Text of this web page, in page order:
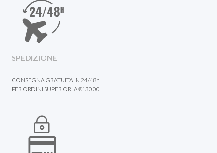
SPEDIZIONE
CONSEGNA GRATUITA IN 24/48h
PER ORDINI SUPERIORI A €130.00